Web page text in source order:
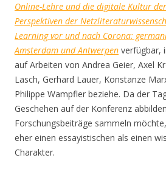
Online-Lehre und die digitale Kultur
Perspektiven der
Learning vor und nach Corona:
Amsterdam und Antwerpen verfügbar,
auf Arbeiten von Andrea Geier, Axel
Lasch, Gerhard Lauer, Konstanze
Philippe Wampfler beziehe. Da der
Geschehen auf der Konferenz
Forschungsbeiträge sammeln
eher einen essayistischen als einen
Charakter.